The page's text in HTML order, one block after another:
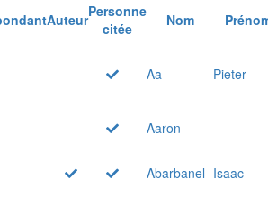
AuteurPersonne
citée
Nom
Aa Pieter
Aaron
Abarbanel Isaac